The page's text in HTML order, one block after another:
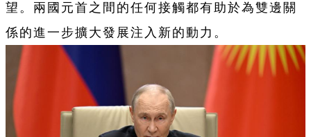
望。兩國元首之間的任何接觸都有助於為雙邊關
係的進一步擴大發展注入新的動力。